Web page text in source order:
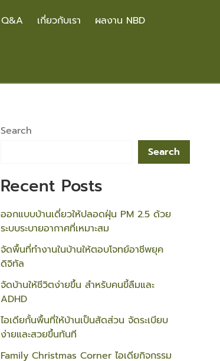
Q&A เกี่ยวกับเรา ผลงาน NBD
Search
Search
Recent Posts
ออกแบบบ้านเดี่ยวให้ปลอดฝุ่น PM 2.5 ด้วย
ระบบระบายอากาศที่เหมาะสม
จัดพื้นที่ทำงานในบ้านให้ตอบโจทย์อาชีพยุค
ดิจิทัล
จัดบ้านให้ชีวิตง่ายขึ้น สำหรับคนขี้ลืมและ
ADHD
ไอเดียกั้นพื้นที่ให้บ้านเป็นสัดส่วน จัดระเบียบ
ง่ายและสวยขึ้นทันที
Family Christmas Corner ไอเดียกิจกรรม